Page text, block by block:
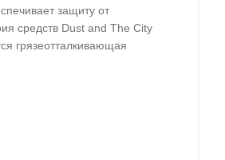
защиту от
средств Dust and The City
грязеотталкивающая